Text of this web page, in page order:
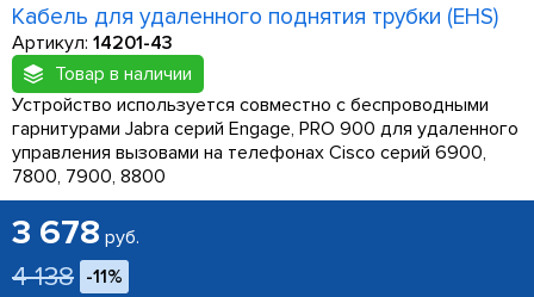
Кабель для удаленного поднятия трубки (EHS)
Артикул: 14201-43
Товар в наличии
Устройство используется совместно с беспроводными
гарнитурами Jabra серий Engage, PRO 900 для удаленного
управления вызовами на телефонах Cisco серий 6900,
7800, 7900, 8800
3 678 руб.
4 138 -11%